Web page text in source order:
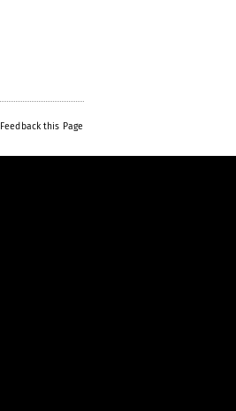
Feedback this Page